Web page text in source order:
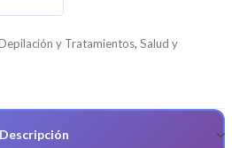
y Tratamientos, Salud y
Descripción